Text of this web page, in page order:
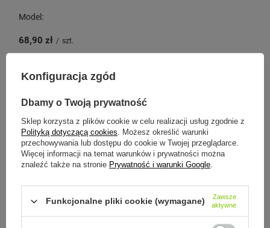
Model:
68,90 zł / szt.
Konfiguracja zgód
Dbamy o Twoją prywatność
Sklep korzysta z plików cookie w celu realizacji usług zgodnie z
Polityką dotyczącą cookies. Możesz określić warunki
przechowywania lub dostępu do cookie w Twojej przeglądarce.
Więcej informacji na temat warunków i prywatności można
znaleźć także na stronie Prywatność i warunki Google.
Funkcjonalne pliki cookie (wymagane)
Zawsze
aktywne